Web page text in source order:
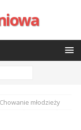
Chowanie młodzieży